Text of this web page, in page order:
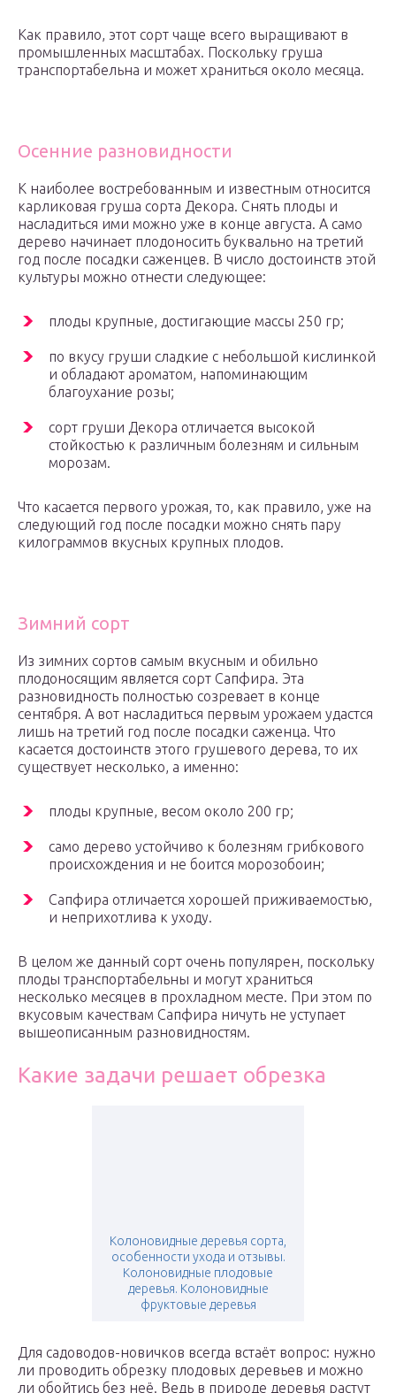
Как правило, этот сорт чаще всего выращивают в
промышленных масштабах. Поскольку груша
транспортабельна и может храниться около месяца.
Осенние разновидности
К наиболее востребованным и известным относится
карликовая груша сорта Декора. Снять плоды и
насладиться ими можно уже в конце августа. А само
дерево начинает плодоносить буквально на третий
год после посадки саженцев. В число достоинств этой
культуры можно отнести следующее:
плоды крупные, достигающие массы 250 гр;
по вкусу груши сладкие с небольшой кислинкой
и обладают ароматом, напоминающим
благоухание розы;
сорт груши Декора отличается высокой
стойкостью к различным болезням и сильным
морозам.
Что касается первого урожая, то, как правило, уже на
следующий год после посадки можно снять пару
килограммов вкусных крупных плодов.
Зимний сорт
Из зимних сортов самым вкусным и обильно
плодоносящим является сорт Сапфира. Эта
разновидность полностью созревает в конце
сентября. А вот насладиться первым урожаем удастся
лишь на третий год после посадки саженца. Что
касается достоинств этого грушевого дерева, то их
существует несколько, а именно:
плоды крупные, весом около 200 гр;
само дерево устойчиво к болезням грибкового
происхождения и не боится морозобоин;
Сапфира отличается хорошей приживаемостью,
и неприхотлива к уходу.
В целом же данный сорт очень популярен, поскольку
плоды транспортабельны и могут храниться
несколько месяцев в прохладном месте. При этом по
вкусовым качествам Сапфира ничуть не уступает
вышеописанным разновидностям.
Какие задачи решает обрезка
Колоновидные деревья сорта,
особенности ухода и отзывы.
Колоновидные плодовые
деревья. Колоновидные
фруктовые деревья
Для садоводов-новичков всегда встаёт вопрос: нужно
ли проводить обрезку плодовых деревьев и можно
ли обойтись без неё. Ведь в природе деревья растут